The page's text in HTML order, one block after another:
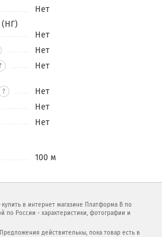
Нет
(НГ)
Нет
Нет
Нет
?
Нет
Нет
Нет
100 м
купить в интернет магазине Платформа В по
по России - характеристики, фотографии и
действительны, пока товар есть в